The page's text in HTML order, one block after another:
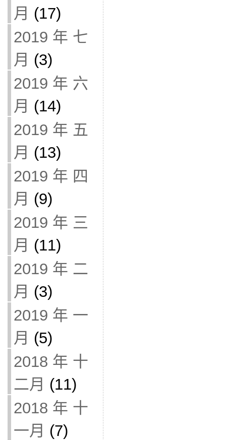
月 (17)
2019 年 七
月 (3)
2019 年 六
月 (14)
2019 年 五
月 (13)
2019 年 四
月 (9)
2019 年 三
月 (11)
2019 年 二
月 (3)
2019 年 一
月 (5)
2018 年 十
二月 (11)
2018 年 十
一月 (7)